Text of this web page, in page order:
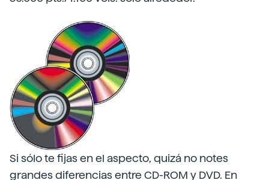
Si sólo te fijas en el aspecto, quizá no notes
grandes diferencias entre CD-ROM y DVD. En